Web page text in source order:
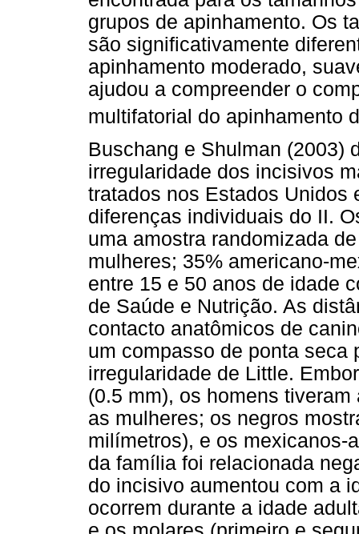
grupos de apinhamento. Os
são significativamente
apinhamento moderado,
ajudou a compreender o
multifatorial do apinhamento
Buschang e Shulman (2003)
irregularidade dos incisivos
tratados nos Estados Unidos
diferenças individuais do II.
uma amostra randomizada
mulheres; 35% americano-
entre 15 e 50 anos de idade
de Saúde e Nutrição. As
contacto anatômicos de
um compasso de ponta seca
irregularidade de Little.
(0.5 mm), os homens
as mulheres; os negros
milímetros), e os mexicanos-
da família foi relacionada
do incisivo aumentou com a
ocorrem durante a idade